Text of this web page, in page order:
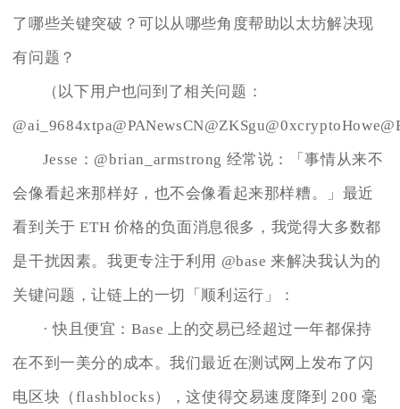
了哪些关键突破？可以从哪些角度帮助以太坊解决现
有问题？
（以下用户也问到了相关问题：
Jesse：@brian_armstrong 经常说：「事情从来不
会像看起来那样好，也不会像看起来那样糟。」最近
看到关于 ETH 价格的负面消息很多，我觉得大多数都
是干扰因素。我更专注于利用 @base 来解决我认为的
关键问题，让链上的一切「顺利运行」：
· 快且便宜：Base 上的交易已经超过一年都保持
在不到一美分的成本。我们最近在测试网上发布了闪
电区块（flashblocks），这使得交易速度降到 200 毫